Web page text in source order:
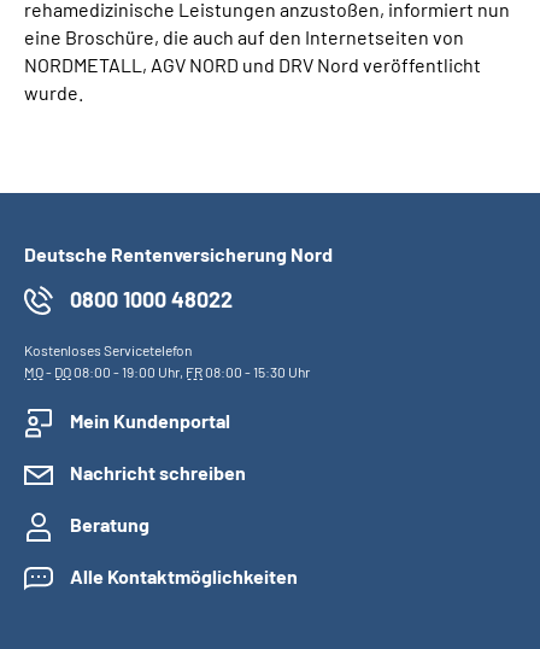
rehamedizinische Leistungen anzustoßen, informiert nun
eine Broschüre, die auch auf den Internetseiten von
NORDMETALL, AGV NORD und DRV Nord veröffentlicht
wurde.
Deutsche Rentenversicherung Nord
0800 1000 48022
Kostenloses Servicetelefon
MO- DO08:00 - 19:00 Uhr, FR08:00 - 15:30 Uhr
Mein Kundenportal
Nachricht schreiben
Beratung
Alle Kontaktmöglichkeiten